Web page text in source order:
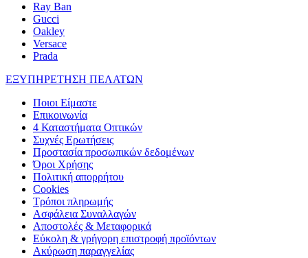
Ray Ban
Gucci
Oakley
Versace
Prada
ΕΞΥΠΗΡΕΤΗΣΗ ΠΕΛΑΤΩΝ
Ποιοι Είμαστε
Επικοινωνία
4 Καταστήματα Οπτικών
Συχνές Ερωτήσεις
Προστασία προσωπικών δεδομένων
Όροι Χρήσης
Πολιτική απορρήτου
Cookies
Τρόποι πληρωμής
Ασφάλεια Συναλλαγών
Αποστολές & Μεταφορικά
Εύκολη & γρήγορη επιστροφή προϊόντων
Ακύρωση παραγγελίας